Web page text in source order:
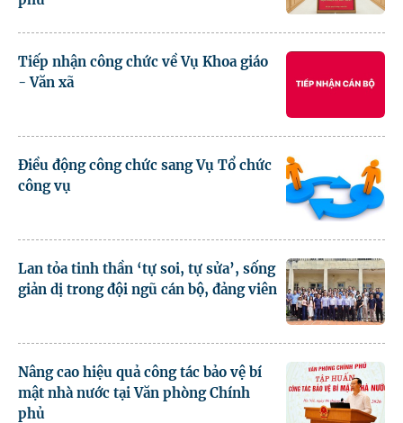
Tiếp nhận công chức về Vụ Khoa giáo
- Văn xã
Điều động công chức sang Vụ Tổ chức
công vụ
Lan tỏa tinh thần ‘tự soi, tự sửa’, sống
giản dị trong đội ngũ cán bộ, đảng viên
Nâng cao hiệu quả công tác bảo vệ bí
mật nhà nước tại Văn phòng Chính
phủ